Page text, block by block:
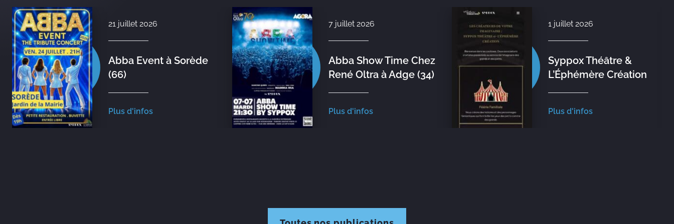
2026
Event à Sorède
7 juillet 2026
Abba Show Time Chez
René Oltra à Adge (34)
Plus d'infos
Syppox Théâtre &
L’Éphémère Création
Plus d'infos